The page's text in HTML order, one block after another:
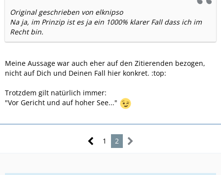
Original geschrieben von elknipso
Na ja, im Prinzip ist es ja ein 1000% klarer Fall dass ich im
Recht bin.
Meine Aussage war auch eher auf den Zitierenden bezogen,
nicht auf Dich und Deinen Fall hier konkret. :top:
Trotzdem gilt natürlich immer:
"Vor Gericht und auf hoher See..."
1 2